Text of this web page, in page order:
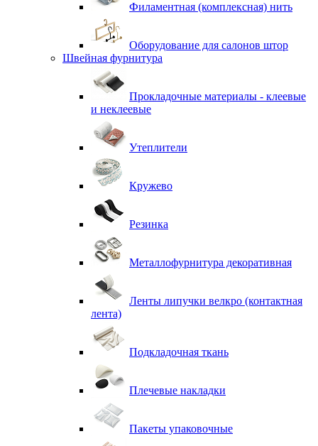
Филаментная (комплексная) нить
Оборудование для салонов штор
Швейная фурнитура
Прокладочные материалы - клеевые
и неклеевые
Утеплители
Кружево
Резинка
Металлофурнитура декоративная
Ленты липучки велкро (контактная
лента)
Подкладочная ткань
Плечевые накладки
Пакеты упаковочные